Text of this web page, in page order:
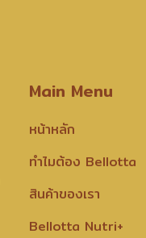
Main Menu
หน้าหลัก
ทำไมต้อง Bellotta
สินค้าของเรา
Bellotta Nutri+